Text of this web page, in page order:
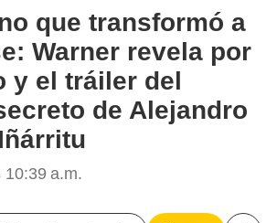
que transformó a
Warner revela por
y el tráiler del
de Alejandro
10:39 a.m.